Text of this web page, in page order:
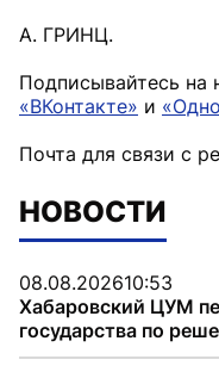
А. ГРИНЦ.
Подписывайтесь на
«ВКонтакте» и
Почта для связи с
НОВОСТИ
08.08.202610:53
Хабаровский ЦУМ
государства по